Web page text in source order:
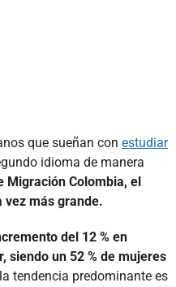
que sueñan con estudiar
idioma de manera
Migración Colombia, el
más grande.
del 12 % en
siendo un 52 % de mujeres
tendencia predominante es